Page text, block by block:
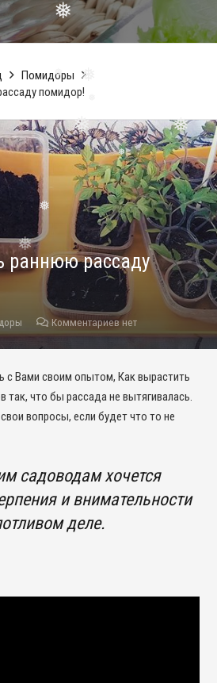
❅
❅
❅
❅
❅
❅ ❅
❅
❅
Помидоры
помидор!
раннюю рассаду
Комментариев нет
с Вами своим опытом, Как вырастить
что бы рассада не вытягивалась.
вопросы, если будет что то не
садоводам хочется
и внимательности
деле.